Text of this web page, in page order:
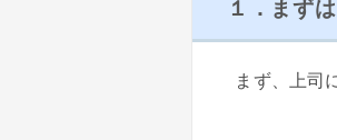
１．まず
まず、上司